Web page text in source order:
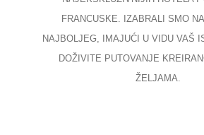
FRANCUSKE. IZABRALI SMO
NAJBOLJEG, IMAJUĆI U VIDU VAŠ
DOŽIVITE PUTOVANJE
ŽELJAMA.